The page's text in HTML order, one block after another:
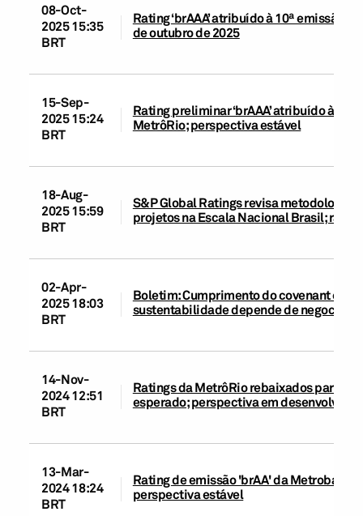
08-Oct-
2025 15:35
BRT
Rating ‘brAAA’ atribuído à 10ª emissão
de outubro de 2025
15-Sep-
2025 15:24
BRT
Rating preliminar ‘brAAA’ atribuído à
MetrôRio; perspectiva estável
18-Aug-
2025 15:59
BRT
S&P Global Ratings revisa
projetos na Escala Nacional Brasil;
02-Apr-
2025 18:03
BRT
Boletim: Cumprimento do covenant em
sustentabilidade depende de
14-Nov-
2024 12:51
BRT
Ratings da MetrôRio rebaixados para
esperado; perspectiva em
13-Mar-
2024 18:24
BRT
Rating de emissão 'brAA' da
perspectiva estável